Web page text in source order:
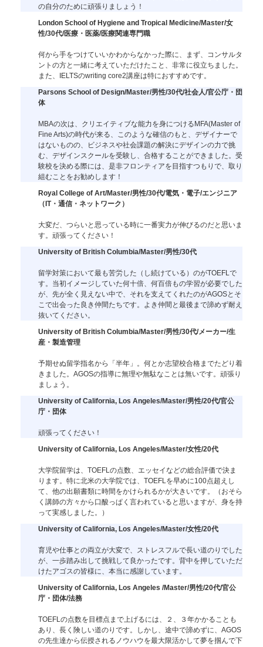
の自分のために頑張りましょう！
London School of Hygiene and Tropical Medicine/Master/女
性/30代/医療・医薬/医療関連専門職
何から手をつけていいかわからなかった際に、まず、コンサルタ
ントの方と一緒に考えていただけたこと、非常に役立ちました。
また、IELTSのwriting core2講座は特におすすめです。
Parsons School of Design/Master/男性/30代/社会人/官公庁・団
体
MBAの次は、クリエイティブな能力を身につけるMFA(Master of
Fine Arts)の時代が来る、このような確信のもと、デザイナーで
はないものの、ビジネスや社会課題の解決にデザインの力で挑
む、デザインスクールを受験し、合格することができました。受
験校を決める際には、是非フロンティアを目指すつもりで、取り
組むことをお勧めします！
Royal College of Art/Master/男性/30代/電気・電子/エンジニア
（IT・通信・ネットワーク）
大変だ、つらいと思っている時に一番実力が伸びるのだと思いま
す。頑張ってください！
University of British Columbia/Master/男性/30代
留学対策において最も苦労した（し続けている）のがTOEFLで
す。当初イメージしていた何十倍、何百倍もの学習が必要でした
が、先が全く見えない中で、それを支えてくれたのがAGOSとそ
こで出会った良き仲間たちです。よき仲間と最後まで諦めず耐え
抜いてください。
University of British Columbia/Master/男性/30代/メーカー/生
産・製造管理
予期せぬ留学指名から「半年」。何とか志望校合格までたどり着
きました。AGOSの指導に無理や無駄なことは無いです。頑張り
ましょう。
University of California, Los Angeles/Master/男性/20代/官公
庁・団体
頑張ってください！
University of California, Los Angeles/Master/女性/20代
大学院留学は、TOEFLの点数、エッセイなどの総合評価で決ま
ります。特に北米の大学院では、TOEFLを早めに100点超えし
て、他の出願書類に時間をかけられるかが大きいです。（おそら
く講師の方々から口酸っぱく言われていると思いますが、身を持
って実感しました。）
University of California, Los Angeles/Master/女性/20代
育児や仕事との両立が大変で、ストレスフルで長い道のりでした
が、一歩踏み出して挑戦して良かったです。背中を押していただ
けたアゴスの皆様に、本当に感謝しています。
University of California, Los Angeles /Master/男性/20代/官公
庁・団体/法務
TOEFLの点数を目標点まで上げるには、２、３年かかることも
あり、長く険しい道のりです。しかし、途中で諦めずに、AGOS
の先生達から伝授されるノウハウを最大限活かして夢を掴んで下